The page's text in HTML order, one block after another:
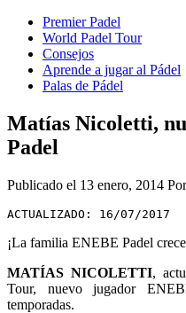
Premier Padel
World Padel Tour
Consejos
Aprende a jugar al Pádel
Palas de Pádel
Matías Nicoletti,
Padel
Publicado el 13 enero, 2014
ACTUALIZADO: 16/07/2017
¡La familia ENEBE Padel
MATÍAS NICOLETTI,
Tour, nuevo jugador
temporadas.